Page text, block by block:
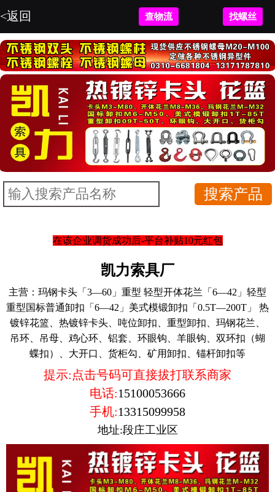
<返回 查物流 找螺丝
在该企业调货成功后-平台补贴10元红包
凯力索具厂
主营： 玛钢卡头「3—60」重型 轻型开体花兰「6—42」轻型
重型国标普通卸扣「6—42」美式模锻卸扣「0.5T—200T」 热
镀锌花篮、热镀锌卡头、吨位卸扣、重型卸扣、玛钢花兰、
吊环、吊母、鸡心环、铝套、环眼钩、羊眼钩、双环扣（蝴
蝶扣）、大开口、货柜勾、矿用卸扣、锚杆卸扣等
提示:点击号码可直接拔打联系商家
电话:15100053666
手机:13315099958
地址:段庄工业区